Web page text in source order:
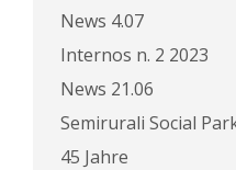
News 4.07
Internos n. 2 2023
News 21.06
Semirurali Social
45 Jahre